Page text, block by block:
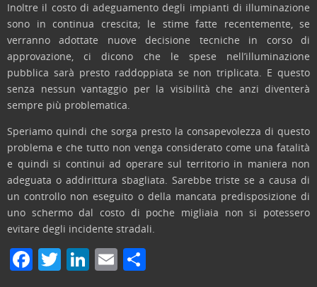
Inoltre il costo di adeguamento degli impianti di illuminazione
sono in continua crescita; le stime fatte recentemente, se
verranno adottate nuove decisione tecniche in corso di
approvazione, ci dicono che le spese nell’illuminazione
pubblica sarà presto raddoppiata se non triplicata. E questo
senza nessun vantaggio per la visibilità che anzi diventerà
sempre più problematica.
Speriamo quindi che sorga presto la consapevolezza di questo
problema e che tutto non venga considerato come una fatalità
e quindi si continui ad operare sul territorio in maniera non
adeguata o addirittura sbagliata. Sarebbe triste se a causa di
un controllo non eseguito o della mancata predisposizione di
uno schermo dal costo di poche migliaia non si potessero
evitare degli incidente stradali.
F T Li E